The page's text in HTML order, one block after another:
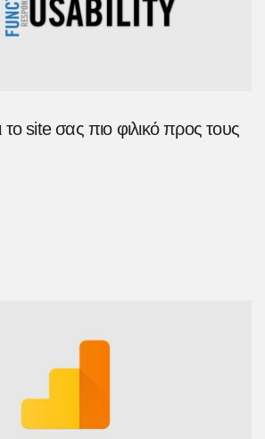
το site σας πιο φιλικό προς τους